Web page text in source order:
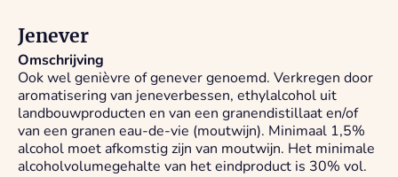
Jenever
Omschrijving
Ook wel genièvre of genever genoemd. Verkregen door
aromatisering van jeneverbessen, ethylalcohol uit
landbouwproducten en van een granendistillaat en/of
van een granen eau-de-vie (moutwijn). Minimaal 1,5%
alcohol moet afkomstig zijn van moutwijn. Het minimale
alcoholvolumegehalte van het eindproduct is 30% vol.